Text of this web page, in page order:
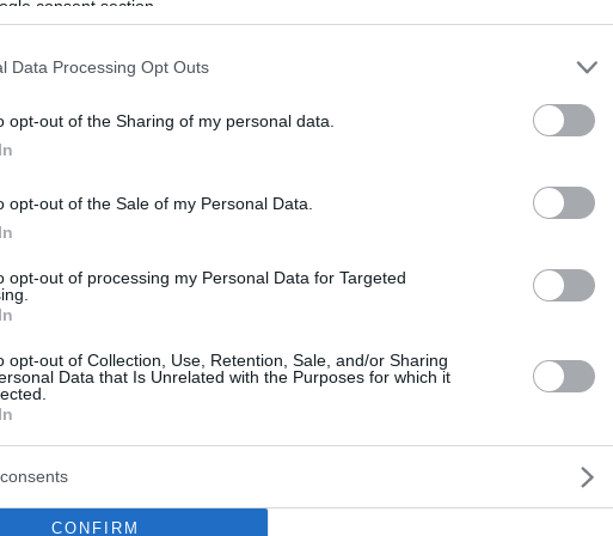
consent section.
Data Processing Opt Outs
opt-out of the Sharing of my personal data.
opt-out of the Sale of my Personal Data.
opt-out of processing my Personal Data for Targeted
opt-out of Collection, Use, Retention, Sale, and/or Sharing
Data that Is Unrelated with the Purposes for which it
CONFIRM
για να αντιμετωπίσουν το
κόστος ζωής
αναπαραγωγής - Σοβαρή έλλειψη και
σε περιοχές της Βρετανίας
ζευγάρια: Πότε και πώς
η δωρεά ωαρίων – Υψηλά
επιτυχίας
δωρεάς ωαρίων, μιας μεθόδου που έχει χαρίσει σε
ζευγάρια τη δυνατότητα να αποκτήσουν παιδί -